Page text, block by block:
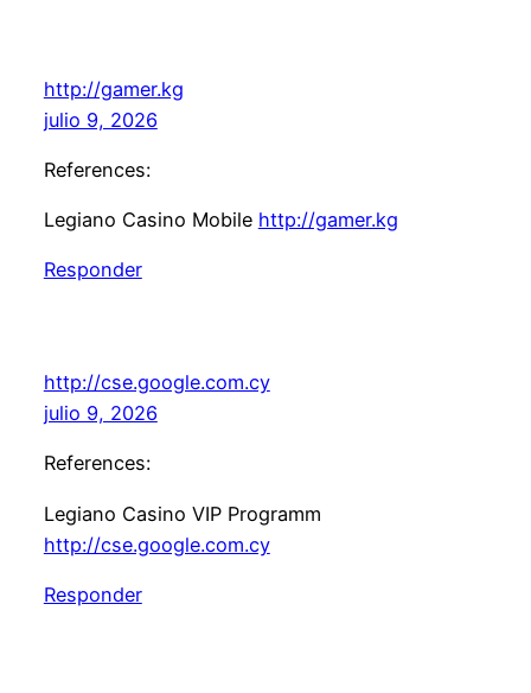
http://gamer.kg
julio 9, 2026
References:
Legiano Casino Mobile http://gamer.kg
Responder
http://cse.google.com.cy
julio 9, 2026
References:
Legiano Casino VIP Programm
http://cse.google.com.cy
Responder